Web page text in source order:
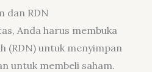
dan RDN
Anda harus membuka
(RDN) untuk menyimpan
untuk membeli saham.